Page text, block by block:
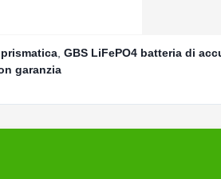
GBS LiFePO4 batteria di
garanzia